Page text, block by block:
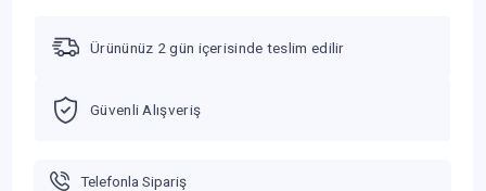
Ürününüz 2 gün içerisinde teslim edilir
Güvenli Alışveriş
Telefonla Sipariş